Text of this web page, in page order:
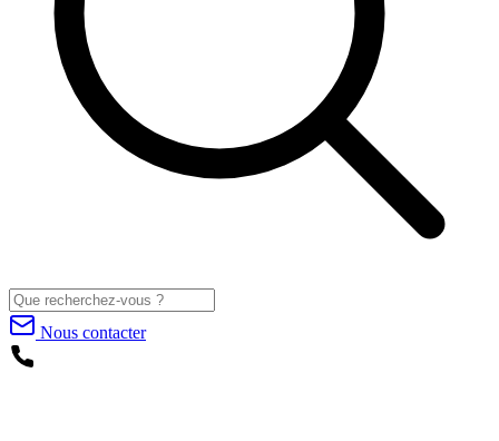
Nous contacter